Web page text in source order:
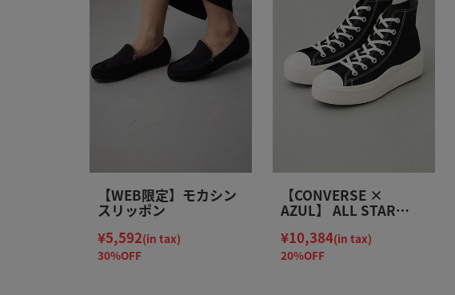
【WEB限定】モカシン
スリッポン
¥5,592(in tax)
30%OFF
【CONVERSE ×
AZUL】 ALL STAR
¥10,384(in tax)
20%OFF